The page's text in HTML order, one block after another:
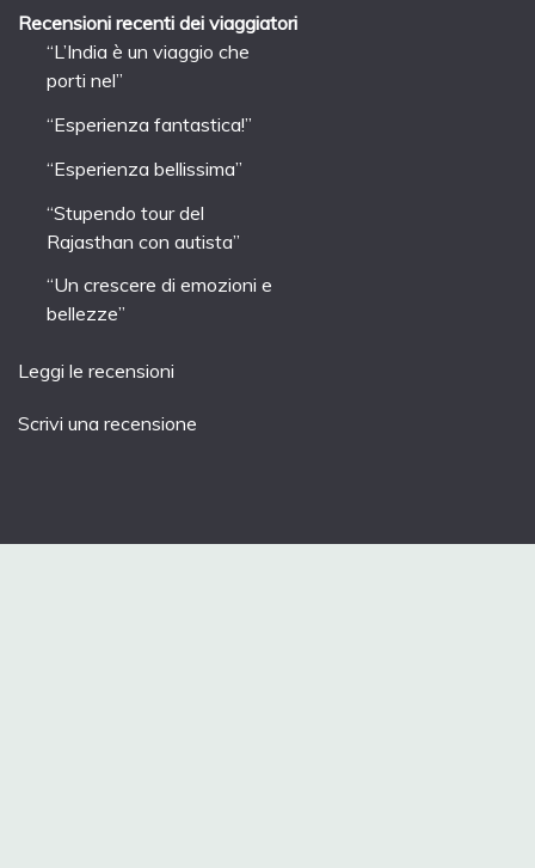
Recensioni recenti dei viaggiatori
“L’India è un viaggio che
porti nel”
“Esperienza fantastica!”
“Esperienza bellissima”
“Stupendo tour del
Rajasthan con autista”
“Un crescere di emozioni e
bellezze”
Leggi le recensioni
Scrivi una recensione